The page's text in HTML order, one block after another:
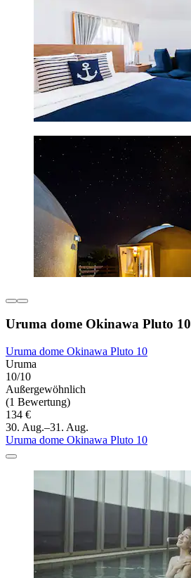
Uruma dome Okinawa Pluto 10
Uruma dome Okinawa Pluto 10
Uruma
10/10
Außergewöhnlich
(1 Bewertung)
134 €
30. Aug.–31. Aug.
Uruma dome Okinawa Pluto 10